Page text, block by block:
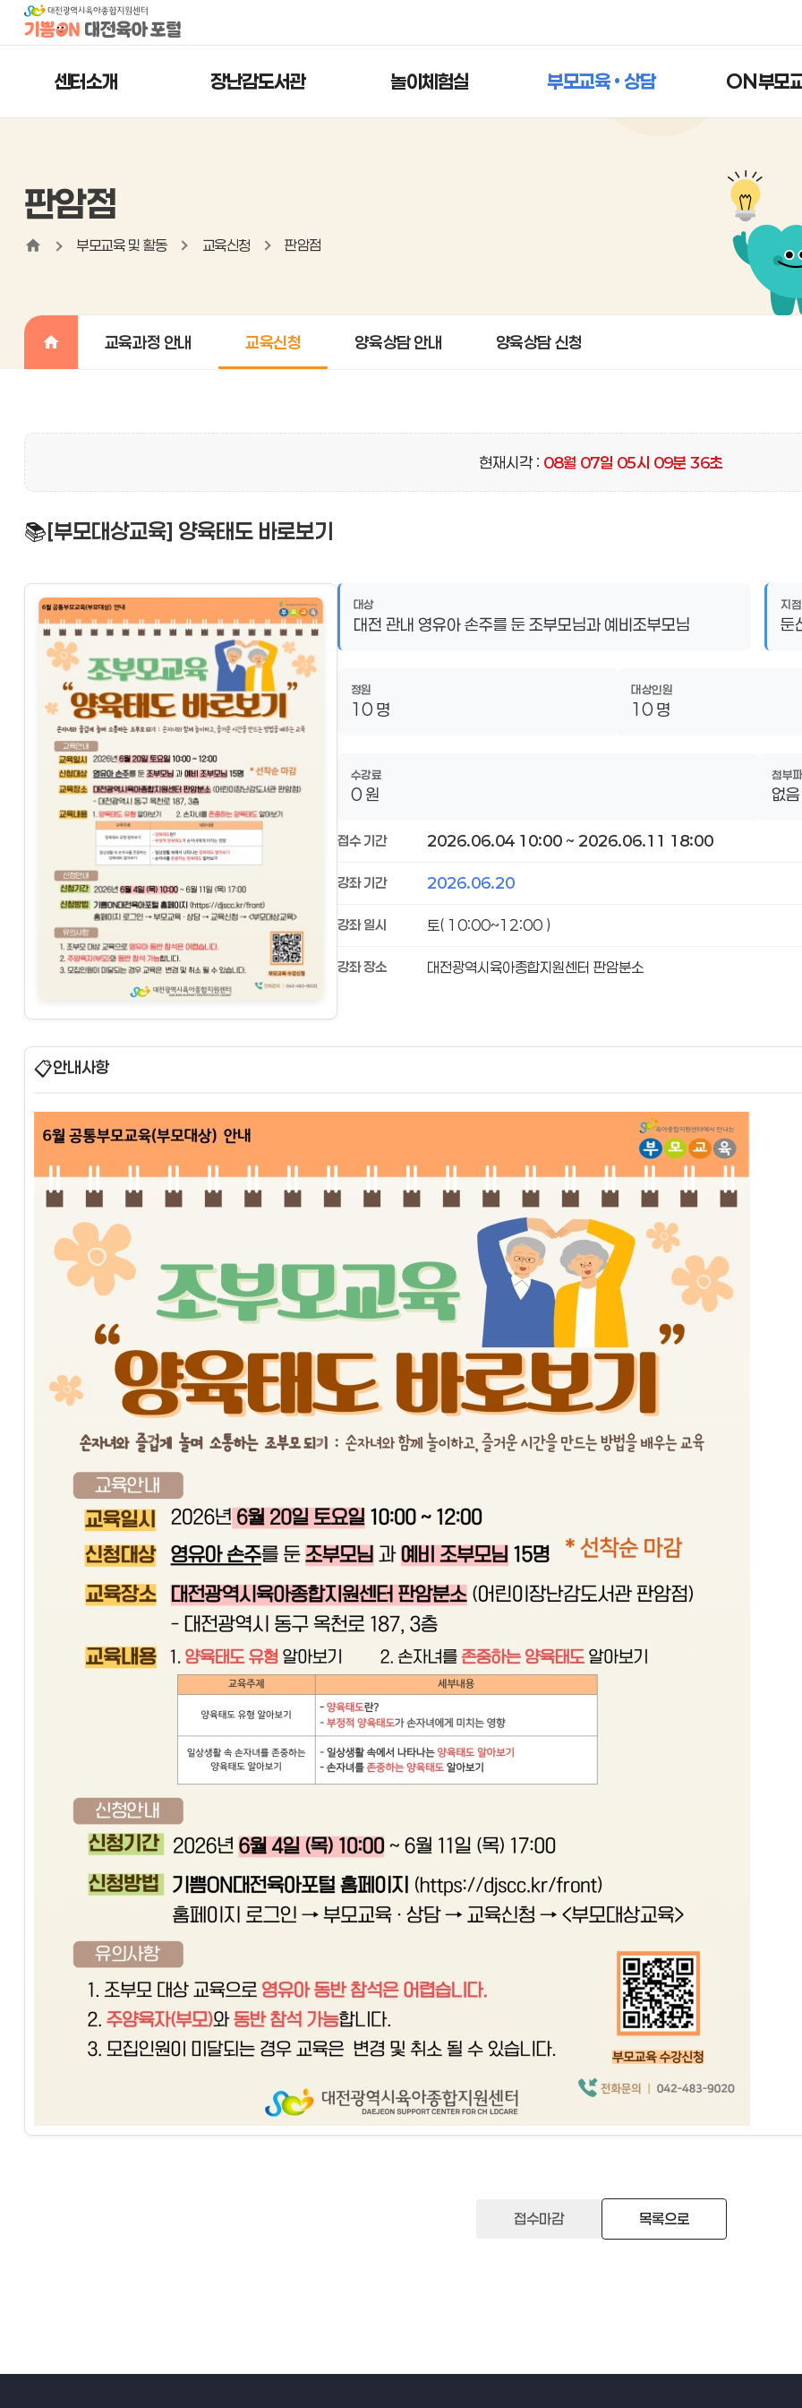
센터소개 장난감도서관 놀이체험실 부모교육 • 상담 ON부모
판암점
부모교육 및 활동 교육신청 판암점
교육과정 안내 교육신청 양육상담 안내 양육상담 신청
현재시각 : 08월 07일 05시 09분 37초
📚[부모대상교육] 양육태도 바로보기
대상
대전 관내 영유아 손주를 둔 조부모님과 예비조부모님
지점
둔
정원
10 명
대상인원
10 명
수강료
0 원
첨부
없음
접수 기간 2026.06.04 10:00 ~ 2026.06.11 18:00
강좌 기간 2026.06.20
강좌 일시 토( 10:00~12:00 )
강좌 장소 대전광역시육아종합지원센터 판암분소
📋안내사항
접수마감 목록으로